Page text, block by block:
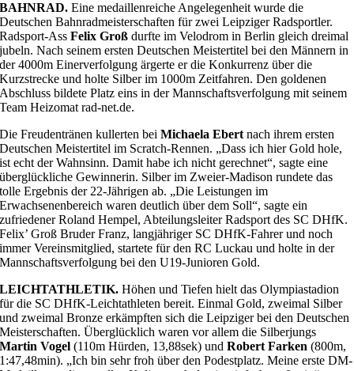
BAHNRAD. Eine medaillenreiche Angelegenheit wurde die
Deutschen Bahnradmeisterschaften für zwei Leipziger Radsportler.
Radsport-AssFelix Groß durfte im Velodrom in Berlin gleich dreimal
jubeln. Nach seinem ersten Deutschen Meistertitel bei den Männern in
der 4000m Einerverfolgung ärgerte er die Konkurrenz über die
Kurzstrecke und holte Silber im 1000m Zeitfahren. Den goldenen
Abschluss bildete Platz eins in der Mannschaftsverfolgung mit seinem
Team Heizomat rad-net.de.
Die Freudentränen kullerten beiMichaela Ebert nach ihrem ersten
Deutschen Meistertitel im Scratch-Rennen. „Dass ich hier Gold hole,
ist echt der Wahnsinn. Damit habe ich nicht gerechnet“, sagte eine
überglückliche Gewinnerin. Silber im Zweier-Madison rundete das
tolle Ergebnis der 22-Jährigen ab. „Die Leistungen im
Erwachsenenbereich waren deutlich über dem Soll“, sagte ein
zufriedener Roland Hempel, Abteilungsleiter Radsport des SC DHfK.
Felix’ Groß Bruder Franz, langjähriger SC DHfK-Fahrer und noch
immer Vereinsmitglied, startete für den RC Luckau und holte in der
Mannschaftsverfolgung bei den U19-Junioren Gold.
LEICHTATHLETIK.Höhen und Tiefen hielt das Olympiastadion
für die SC DHfK-Leichtathleten bereit. Einmal Gold, zweimal Silber
und zweimal Bronze erkämpften sich die Leipziger bei den Deutschen
Meisterschaften. Überglücklich waren vor allem die Silberjungs
Martin Vogel(110m Hürden, 13,88sek) undRobert Farken (800m,
1:47,48min). „Ich bin sehr froh über den Podestplatz. Meine erste DM-